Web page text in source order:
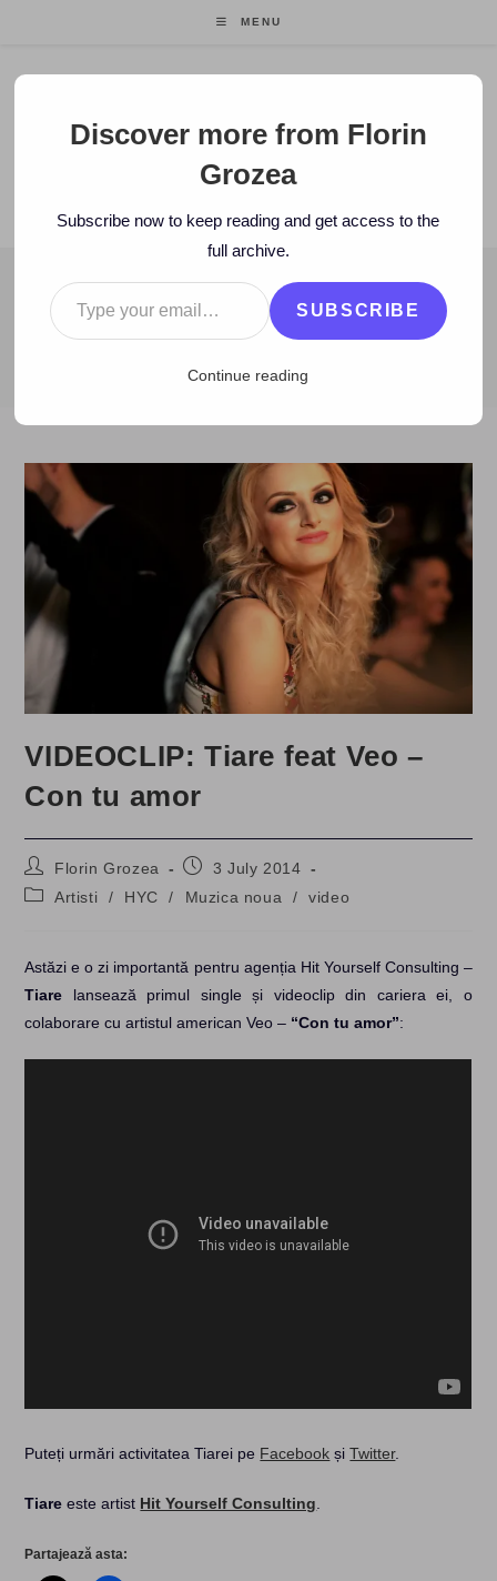
MENU
Florin Grozea
ENTREPRENEUR. FOUNDER/CEO MOCAPP.
BLOG
2014 > July > 3 > Artisti > VIDEOCLIP: Tiare feat Veo – Con tu
VIDEOCLIP: Tiare feat Veo –
Con tu amor
Post
author:
Florin Grozea
Post3 July 2014
PostArtisti / HYC / Muzica noua / video
Astăzi e o zi importantă pentru agenția Hit Yourself Consulting –
Tiare lansează primul single și videoclip din cariera ei, o
colaborare cu artistul american Veo – “Con tu amor”:
Puteți urmări activitatea Tiarei pe Facebook șiTwitter.
Tiare este artist Hit Yourself Consulting.
Partajează asta:
Discover more from Florin
Grozea
Subscribe now to keep reading and get access to the
full archive.
Type your email…
SUBSCRIBE
Continue reading